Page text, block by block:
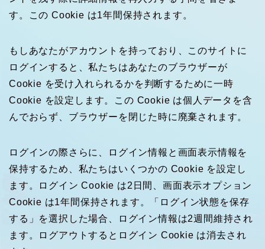
す。この Cookie は1年間保持されます。
もしあなたがアカウントを持っており、このサイトに
ログインすると、私たちはあなたのブラウザーが
Cookie を受け入れられるかを判断するために一時
Cookie を設定します。この Cookie は個人データを含
んでおらず、ブラウザーを閉じた時に廃棄されます。
ログインの際さらに、ログイン情報と画面表示情報を
保持するため、私たちはいくつかの Cookie を設定し
ます。ログイン Cookie は2日間、画面表示オプション
Cookie は1年間保持されます。「ログイン状態を保存
する」を選択した場合、ログイン情報は2週間維持され
ます。ログアウトするとログイン Cookie は消去され